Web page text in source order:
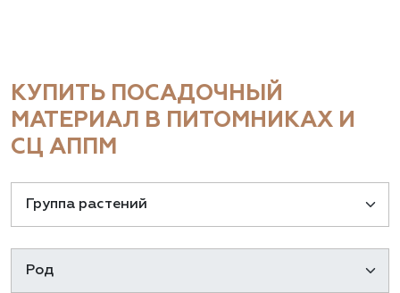
КУПИТЬ ПОСАДОЧНЫЙ
МАТЕРИАЛ В ПИТОМНИКАХ И
СЦ АППМ